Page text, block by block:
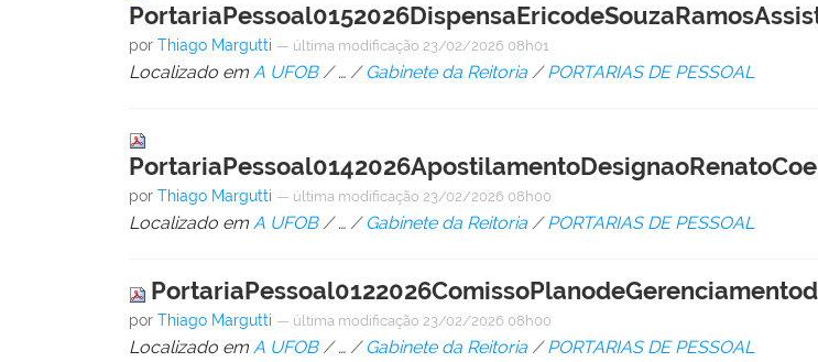
porThiago Margutti — última modificação 23/02/2026 08h01
Localizado em A UFOB /…/ Gabinete da Reitoria /PORTARIAS DE PESSOAL
porThiago Margutti — última modificação 23/02/2026 08h00
Localizado em A UFOB /…/ Gabinete da Reitoria /PORTARIAS DE PESSOAL
porThiago Margutti — última modificação 23/02/2026 08h00
Localizado em A UFOB /…/ Gabinete da Reitoria /PORTARIAS DE PESSOAL